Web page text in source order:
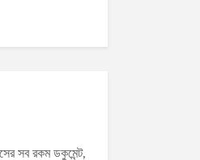
সব রকম ডকুমেন্ট,